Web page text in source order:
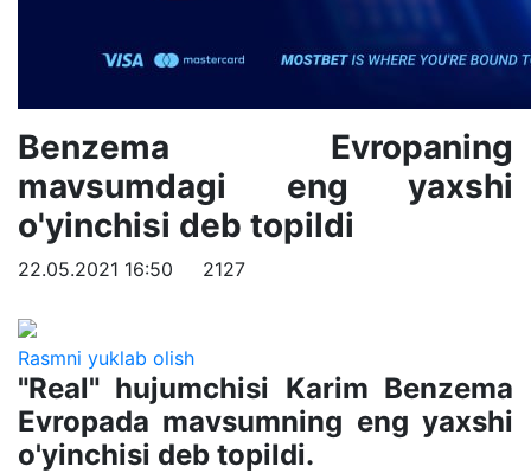
Benzema Evropaning
mavsumdagi eng yaxshi
o'yinchisi deb topildi
22.05.2021 16:50 2127
Rasmni yuklab olish
"Real" hujumchisi Karim Benzema
Evropada mavsumning eng yaxshi
o'yinchisi deb topildi.